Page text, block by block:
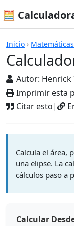
🧮
Inicio › Matemáticas
Autor: Henrick
Imprimir esta
Citar esto|
Calcula el área,
una elipse. La
cálculos paso a
Calcular